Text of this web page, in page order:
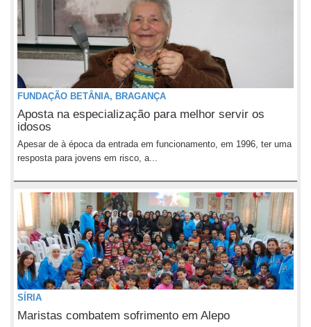
FUNDAÇÃO BETÂNIA, BRAGANÇA
Aposta na especialização para melhor servir os
idosos
Apesar de à época da entrada em funcionamento, em 1996, ter uma
resposta para jovens em risco, a...
SÍRIA
Maristas combatem sofrimento em Alepo